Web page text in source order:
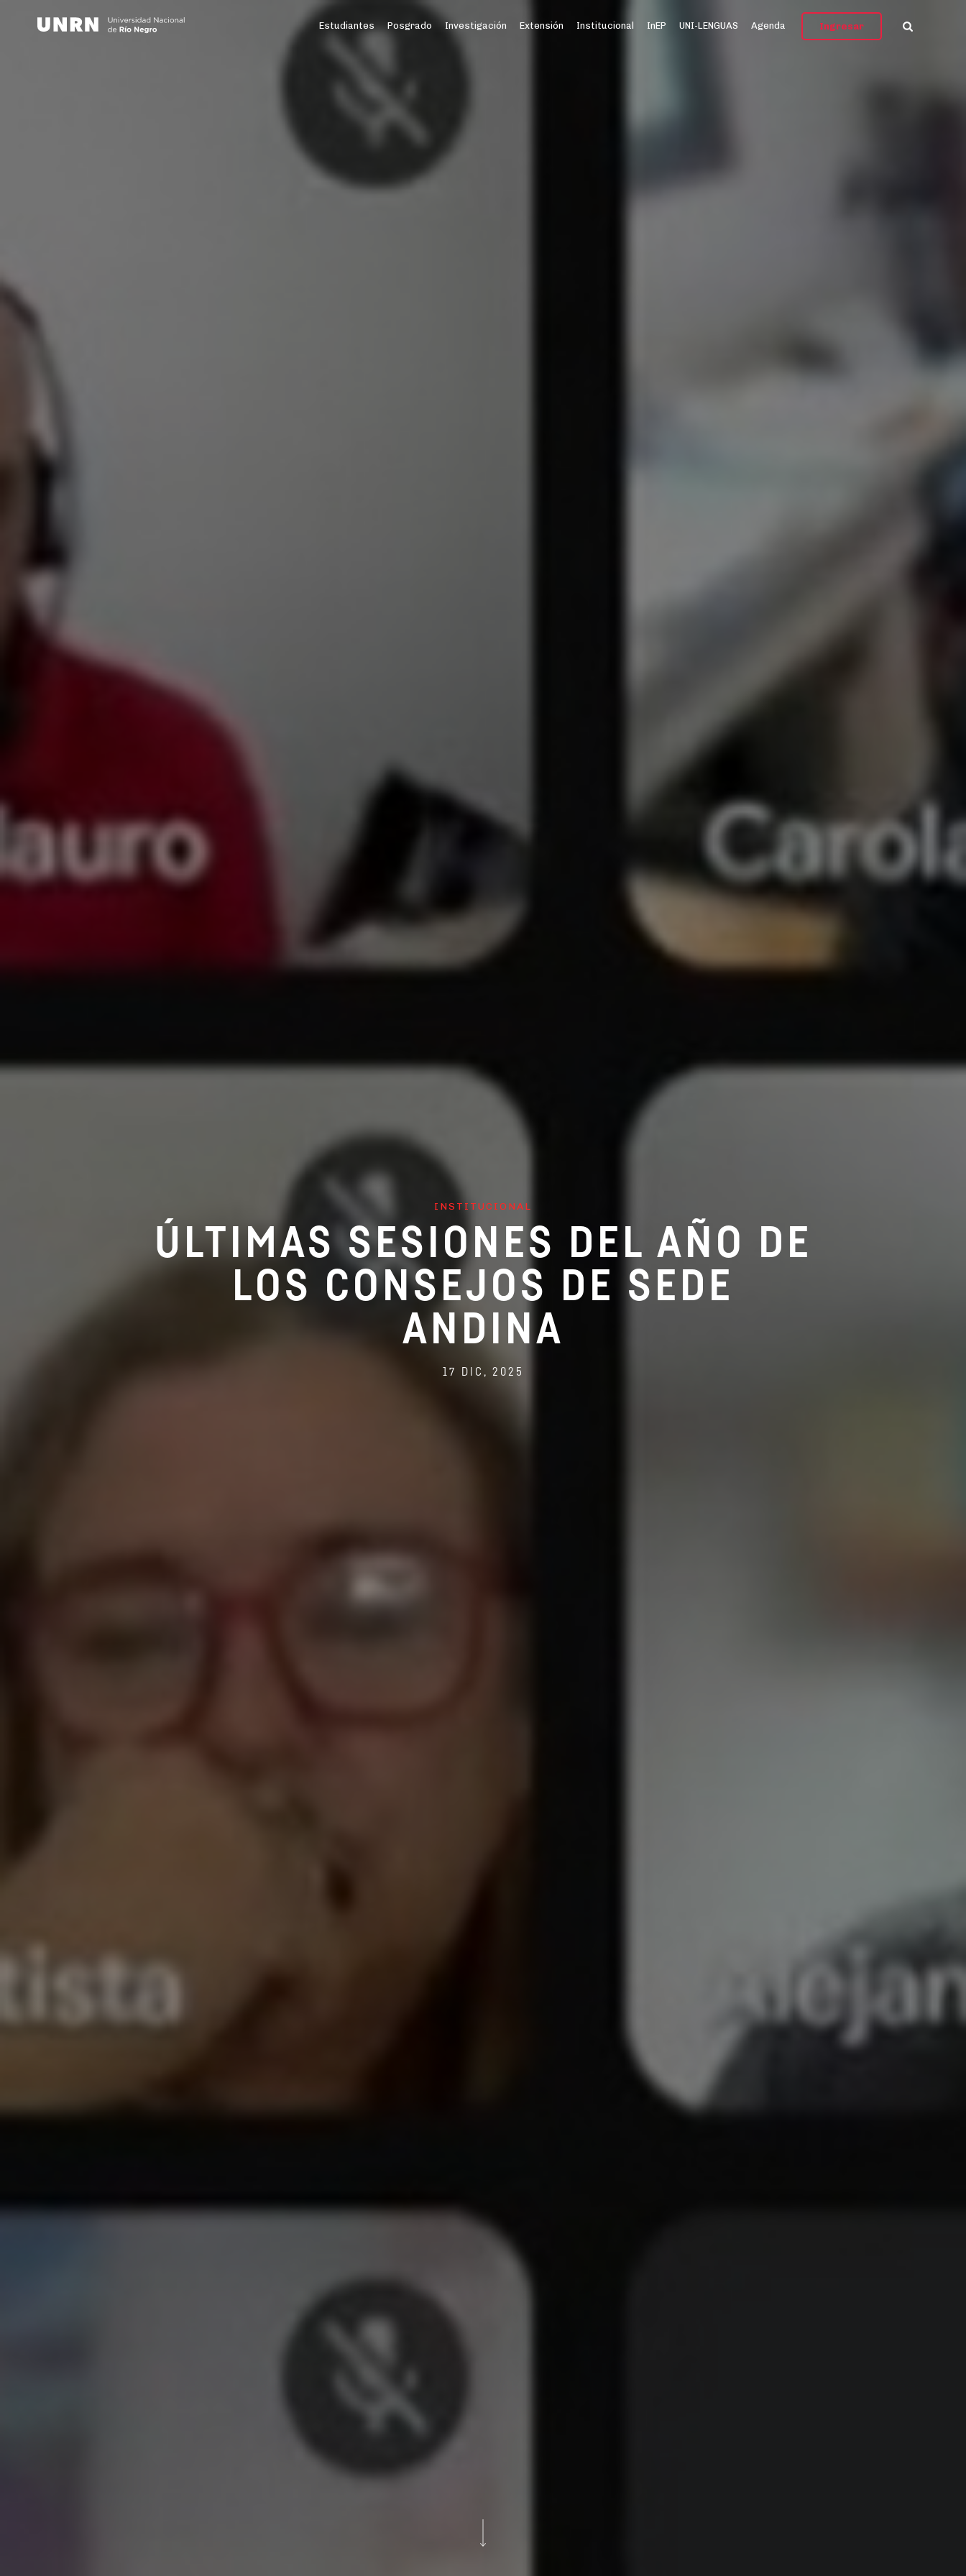
Estudiantes Posgrado Investigación Extensión Institucional InEP UNI-LENGUAS Agenda Ingresar
INSTITUCIONAL
ÚLTIMAS SESIONES DEL AÑO DE
LOS CONSEJOS DE SEDE
ANDINA
17 DIC, 2025